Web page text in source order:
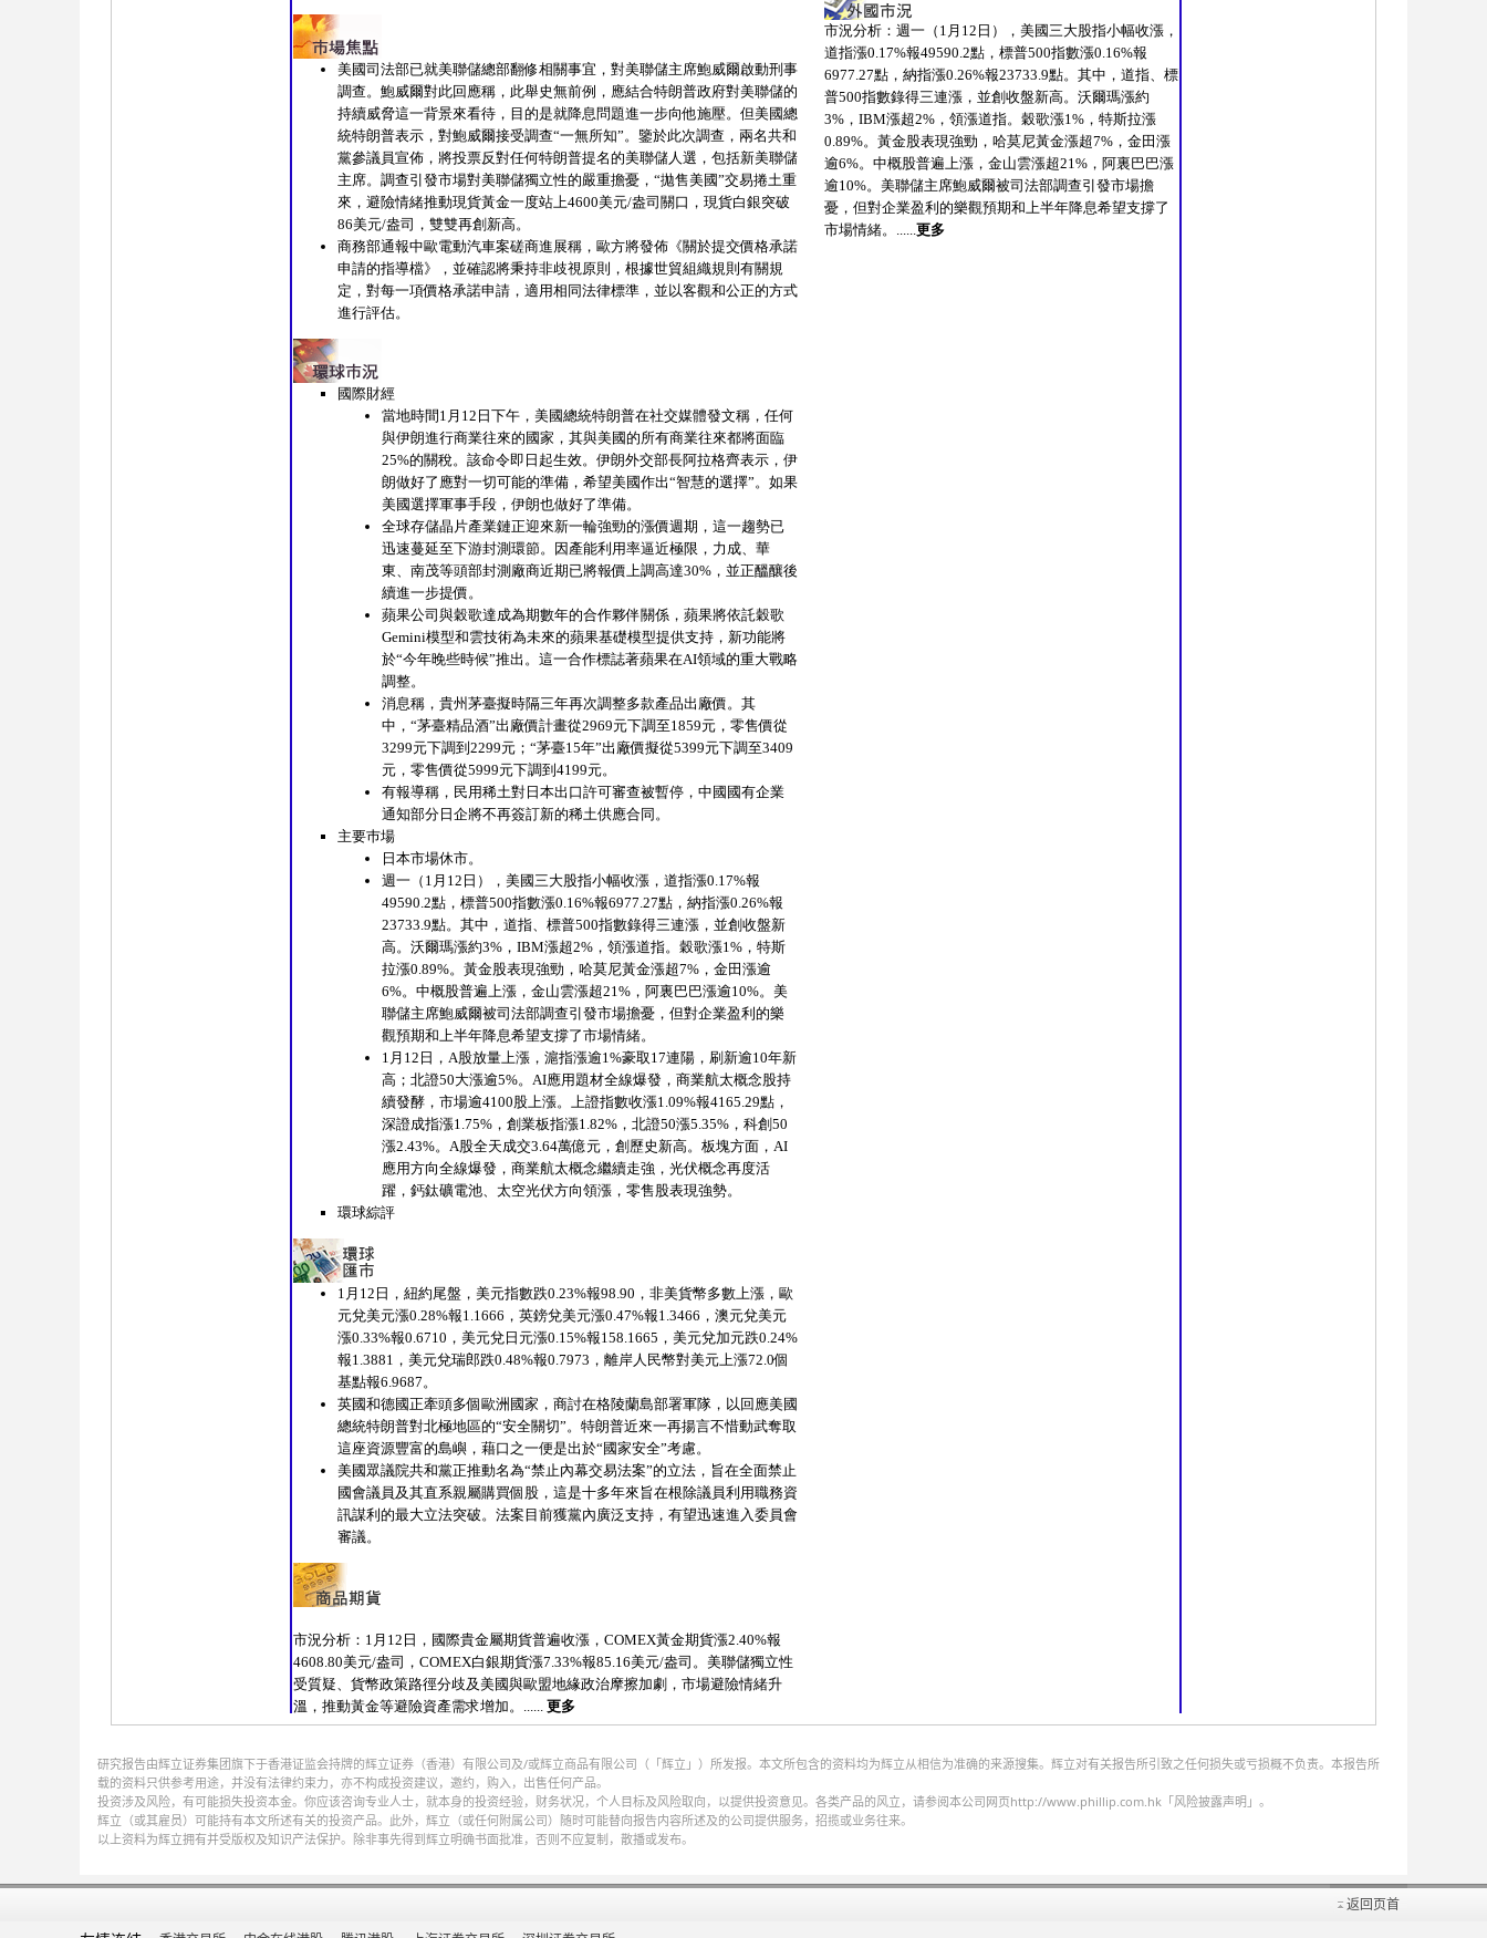
研究报告由辉立证券集团旗下于香港证监会持牌的辉立证券（香港）有限公司及/或辉立商品有限公司（「辉立」）所发报。本文所包含的资料均为辉立从相信为准确的来源搜集。辉立对有关报告所引致之任何损失或亏损概不负责。本报告所
载的资料只供参考用途，并没有法律约束力，亦不构成投资建议，邀约，购入，出售任何产品。
投资涉及风险，有可能损失投资本金。你应该咨询专业人士，就本身的投资经验，财务状况，个人目标及风险取向，以提供投资意见。各类产品的风立，请参阅本公司网页http://www.phillip.com.hk「风险披露声明」。
辉立（或其雇员）可能持有本文所述有关的投资产品。此外，辉立（或任何附属公司）随时可能替向报告内容所述及的公司提供服务，招揽或业务往来。
以上资料为辉立拥有并受版权及知识产法保护。除非事先得到辉立明确书面批准，否则不应复制，散播或发布。
返回页首